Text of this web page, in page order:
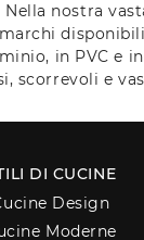
nostra
in PVC e
scorrevoli e
DI CUCINE
Design
Moderne